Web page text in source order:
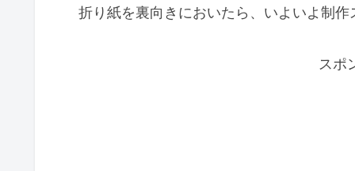
折り紙を裏向きにおいたら、いよいよ制作
スポ